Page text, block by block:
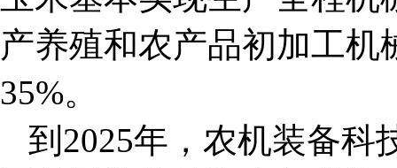
产养殖和农产品初加工机
35%。
到2025年，农机装备科